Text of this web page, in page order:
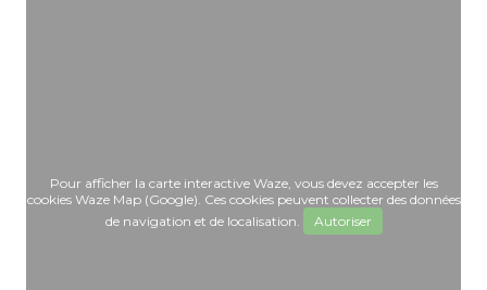
Pour afficher la carte interactive Waze, vous devez accepter les
cookies Waze Map (Google). Ces cookies peuvent collecter des données
de navigation et de localisation.
Autoriser